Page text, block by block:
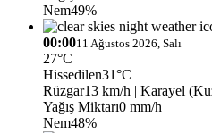
Nem49%
00:0011 Ağustos 2026, Salı
27°C
Hissedilen31°C
Rüzgar13 km/h | Karayel
Yağış Miktarı0 mm/h
Nem48%